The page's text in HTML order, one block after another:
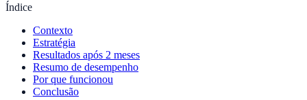
Índice
Contexto
Estratégia
Resultados após 2 meses
Resumo de desempenho
Por que funcionou
Conclusão